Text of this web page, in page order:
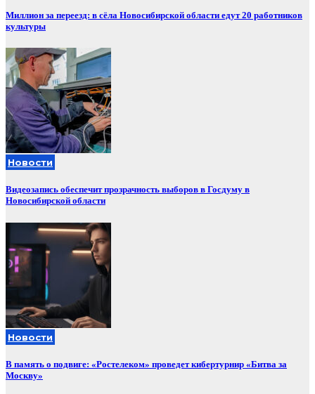
Миллион за переезд: в сёла Новосибирской области едут 20 работников
культуры
Новости
Видеозапись обеспечит прозрачность выборов в Госдуму в
Новосибирской области
Новости
В память о подвиге: «Ростелеком» проведет кибертурнир «Битва за
Москву»